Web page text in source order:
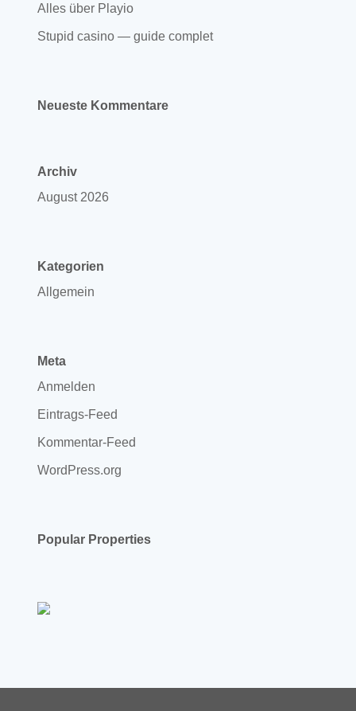
Alles über Playio
Stupid casino — guide complet
Neueste Kommentare
Archiv
August 2026
Kategorien
Allgemein
Meta
Anmelden
Eintrags-Feed
Kommentar-Feed
WordPress.org
Popular Properties